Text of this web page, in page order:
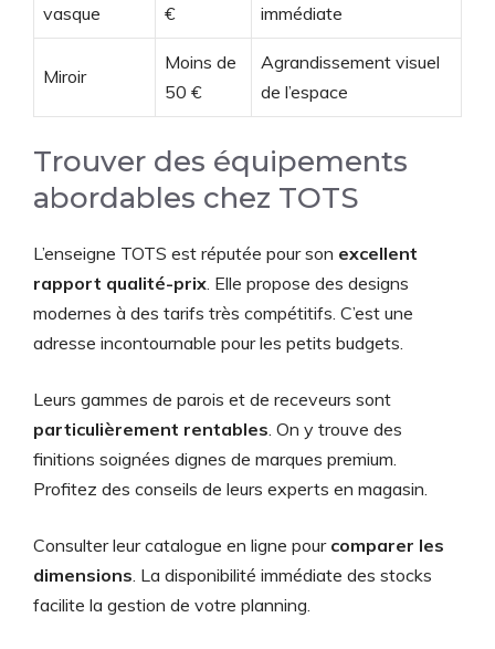
vasque
€
immédiate
Miroir
Moins de
50 €
Agrandissement visuel
de l’espace
Trouver des équipements
abordables chez TOTS
L’enseigne TOTS est réputée pour son excellent
rapport qualité-prix. Elle propose des designs
modernes à des tarifs très compétitifs. C’est une
adresse incontournable pour les petits budgets.
Leurs gammes de parois et de receveurs sont
particulièrement rentables. On y trouve des
finitions soignées dignes de marques premium.
Profitez des conseils de leurs experts en magasin.
Consulter leur catalogue en ligne pour comparer les
dimensions. La disponibilité immédiate des stocks
facilite la gestion de votre planning.